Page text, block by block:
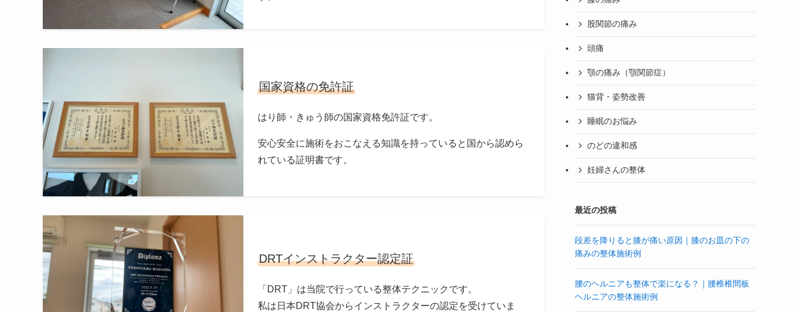
国家資格の免許証
はり師・きゅう師の国家資格免許証です。
安心安全に施術をおこなえる知識を持っていると国から認めら
れている証明書です。
DRTインストラクター認定証
「DRT」は当院で行っている整体テクニックです。
私は日本DRT協会からインストラクターの認定を受けていま
股関節の痛み
頭痛
顎の痛み（顎関節症）
猫背・姿勢改善
睡眠のお悩み
のどの違和感
妊婦さんの整体
最近の投稿
段差を降りると膝が痛い原因｜膝のお皿の下の
痛みの整体施術例
腰のヘルニアも整体で楽になる？｜腰椎椎間板
ヘルニアの整体施術例